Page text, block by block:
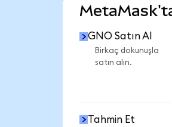
GNO Satın Al
Birkaç dokunuşla
satın alın.
Tahmin Et